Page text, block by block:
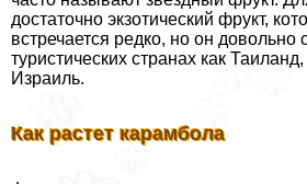
достаточно экзотический фрукт,
встречается редко, но он довольно
туристических странах как
Израиль.
Как растет карамбола